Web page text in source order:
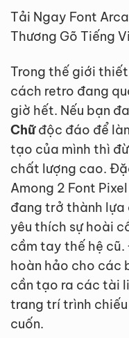
Tải Ngay Font
Thương Gõ Tiếng
Trong thế giới
cách retro đang
giờ hết. Nếu bạn
Chữđộc đáo để
tạo của mình thì
chất lượng cao.
Among 2 Font
đang trở thành lựa
yêu thích sự hoài
cầm tay thế hệ
hoàn hảo cho các
cần tạo ra các tài
trang trí trình
cuốn.